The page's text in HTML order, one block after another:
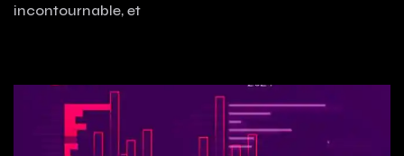
incontournable, et